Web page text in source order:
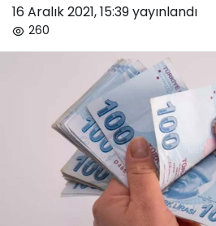
16 Aralık 2021, 15:39yayınlandı
260